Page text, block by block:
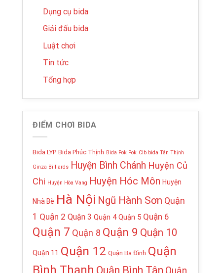
Dụng cụ bida
Giải đấu bida
Luật chơi
Tin tức
Tổng hợp
ĐIỂM CHƠI BIDA
Bida LYP Bida Phúc Thịnh Bida Pok Pok Clb bida Tân Thịnh
Ginza Billiards Huyện Bình Chánh Huyện Củ
Chi Huyện Hòa Vang Huyện Hóc Môn Huyện
Nhà Bè Hà Nội Ngũ Hành Sơn Quận
1 Quận 2 Quận 3 Quận 4 Quận 5 Quận 6
Quận 7 Quận 8 Quận 9 Quận 10
Quận 11 Quận 12 Quận Ba Đình Quận
Bình Thạnh Quận Bình Tân